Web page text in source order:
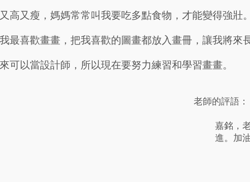
高又瘦，媽媽常常叫我要吃多點食物，才能變得強壯。
最喜歡畫畫，把我喜歡的圖畫都放入畫冊，讓我將來
可以當設計師，所以現在要努力練習和學習畫畫。
老師的評語：
嘉銘，
進。加